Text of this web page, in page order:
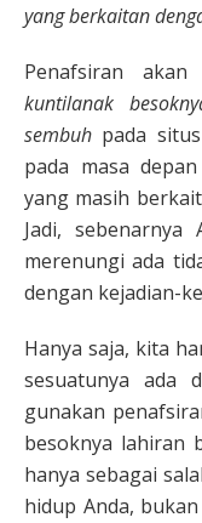
yang berkaitan
Penafsiran
kuntilanak
sembuh pada
pada masa
yang masih
Jadi,
merenungi ada
dengan kejadian-
Hanya saja, kita
sesuatunya ada
gunakan
besoknya lahiran
hanya sebagai
hidup Anda,